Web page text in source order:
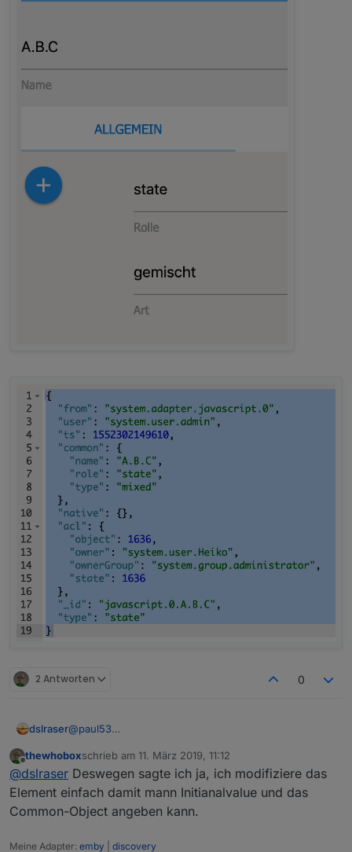
2 Antworten 0
dslraser@paul53
ich nicht angeben. Ich muß dann also immer nochmal
da rein und zusätzliche Angaben machen bzw.
ändern.
Offline
thewhoboxschrieb am 11. März 2019, 11:12
zuletzt editiert von
@dslraser Deswegen sagte ich ja, ich modifiziere das
Element einfach damit mann Initianalvalue und das
Common-Object angeben kann.
Meine Adapter: emby discovery